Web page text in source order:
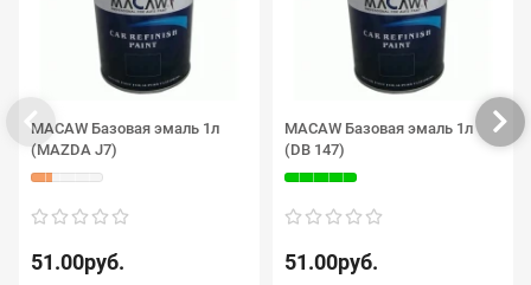
MACAW Базовая эмаль 1л
(MAZDA J7)
51.00руб.
MACAW Базовая эмаль 1л
(DB 147)
51.00руб.